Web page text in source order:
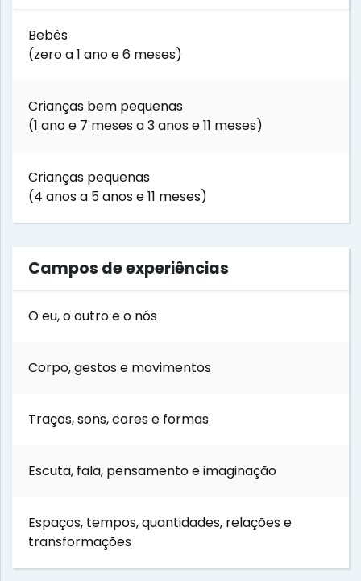
Bebês
(zero a 1 ano e 6 meses)
Crianças bem pequenas
(1 ano e 7 meses a 3 anos e 11 meses)
Crianças pequenas
(4 anos a 5 anos e 11 meses)
Campos de experiências
O eu, o outro e o nós
Corpo, gestos e movimentos
Traços, sons, cores e formas
Escuta, fala, pensamento e imaginação
Espaços, tempos, quantidades, relações e
transformações